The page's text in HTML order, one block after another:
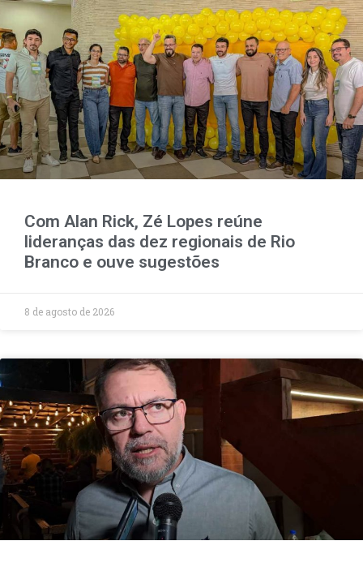
Com Alan Rick, Zé Lopes reúne
lideranças das dez regionais de Rio
Branco e ouve sugestões
8 de agosto de 2026